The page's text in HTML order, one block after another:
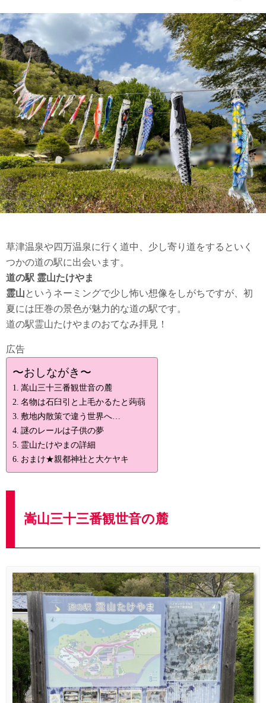
草津温泉や四万温泉に行く道中、少し寄り道をするといく
つかの道の駅に出会います。
道の駅 霊山たけやま
霊山というネーミングで少し怖い想像をしがちですが、初
夏には圧巻の景色が魅力的な道の駅です。
道の駅霊山たけやまのおてなみ拝見！
広告
〜おしながき〜
嵩山三十三番観世音の麓
名物は石臼引と上毛かるたと蒟蒻
敷地内散策で違う世界へ…
謎のレールは子供の夢
霊山たけやまの詳細
おまけ★親都神社と大ケヤキ
嵩山三十三番観世音の麓